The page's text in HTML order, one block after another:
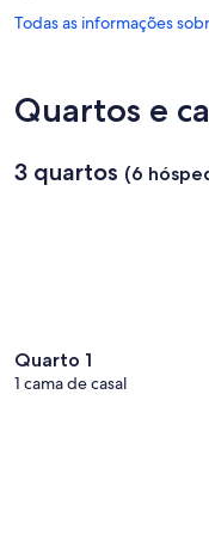
do
Todas as informações
Quartos e
3 quartos (6
Quarto 1
1 cama de casal